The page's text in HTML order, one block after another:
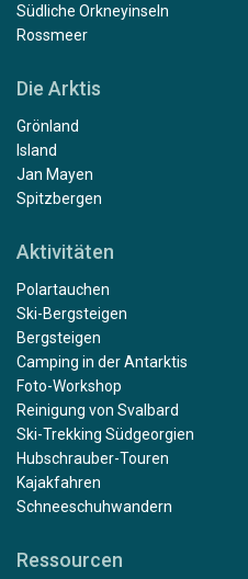
Südliche Orkneyinseln
Rossmeer
Die Arktis
Grönland
Island
Jan Mayen
Spitzbergen
Aktivitäten
Polartauchen
Ski-Bergsteigen
Bergsteigen
Camping in der Antarktis
Foto-Workshop
Reinigung von Svalbard
Ski-Trekking Südgeorgien
Hubschrauber-Touren
Kajakfahren
Schneeschuhwandern
Ressourcen